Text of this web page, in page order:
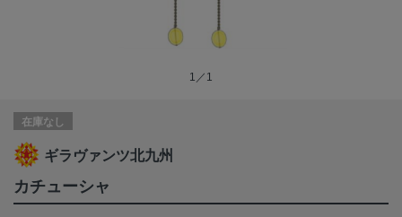
1／1
在庫なし
ギラヴァンツ北九州
カチューシャ